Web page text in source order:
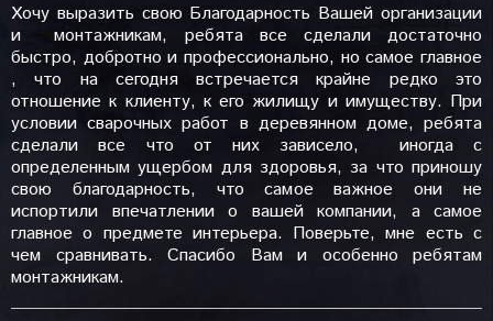
Хочу выразить свою Благодарность Вашей организации
и монтажникам, ребята все сделали достаточно
быстро, добротно и профессионально, но самое главное
, что на сегодня встречается крайне редко это
отношение к клиенту, к его жилищу и имуществу. При
условии сварочных работ в деревянном доме, ребята
сделали все что от них зависело, иногда с
определенным ущербом для здоровья, за что приношу
свою благодарность, что самое важное они не
испортили впечатлении о вашей компании, а самое
главное о предмете интерьера. Поверьте, мне есть с
чем сравнивать. Спасибо Вам и особенно ребятам
монтажникам.